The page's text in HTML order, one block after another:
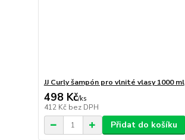
JJ Curly šampón pro vlnité vlasy 1000 ml
498 Kč/ks
412 Kč bez DPH
Přidat do košíku